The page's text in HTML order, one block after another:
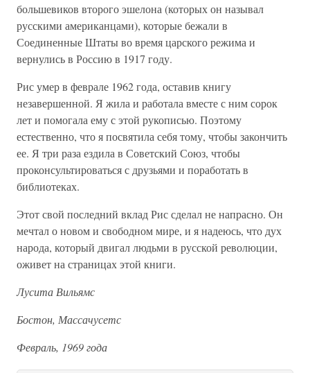
большевиков второго эшелона (которых он называл
русскими американцами), которые бежали в
Соединенные Штаты во время царского режима и
вернулись в Россию в 1917 году.
Рис умер в феврале 1962 года, оставив книгу
незавершенной. Я жила и работала вместе с ним сорок
лет и помогала ему с этой рукописью. Поэтому
естественно, что я посвятила себя тому, чтобы закончить
ее. Я три раза ездила в Советский Союз, чтобы
проконсультироваться с друзьями и поработать в
библиотеках.
Этот свой последний вклад Рис сделал не напрасно. Он
мечтал о новом и свободном мире, и я надеюсь, что дух
народа, который двигал людьми в русской революции,
оживет на страницах этой книги.
Лусита Вильямс
Бостон, Массачусетс
Февраль, 1969 года